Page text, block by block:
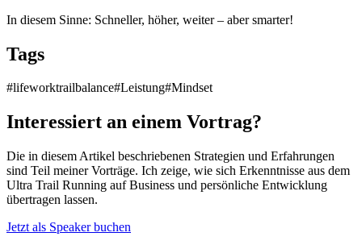
In diesem Sinne: Schneller, höher, weiter – aber smarter!
Tags
#lifeworktrailbalance#Leistung#Mindset
Interessiert an einem Vortrag?
Die in diesem Artikel beschriebenen Strategien und Erfahrungen
sind Teil meiner Vorträge. Ich zeige, wie sich Erkenntnisse aus dem
Ultra Trail Running auf Business und persönliche Entwicklung
übertragen lassen.
Jetzt als Speaker buchen